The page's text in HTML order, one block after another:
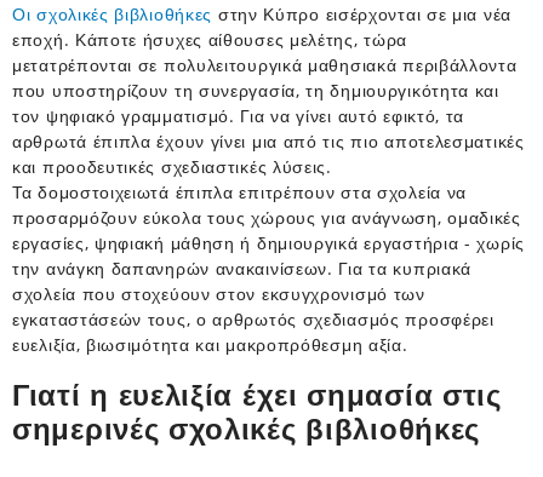
Οι σχολικές βιβλιοθήκες στην Κύπρο εισέρχονται σε μια νέα
εποχή. Κάποτε ήσυχες αίθουσες μελέτης, τώρα
μετατρέπονται σε πολυλειτουργικά μαθησιακά περιβάλλοντα
που υποστηρίζουν τη συνεργασία, τη δημιουργικότητα και
τον ψηφιακό γραμματισμό. Για να γίνει αυτό εφικτό, τα
αρθρωτά έπιπλα έχουν γίνει μια από τις πιο αποτελεσματικές
και προοδευτικές σχεδιαστικές λύσεις.
Τα δομοστοιχειωτά έπιπλα επιτρέπουν στα σχολεία να
προσαρμόζουν εύκολα τους χώρους για ανάγνωση, ομαδικές
εργασίες, ψηφιακή μάθηση ή δημιουργικά εργαστήρια - χωρίς
την ανάγκη δαπανηρών ανακαινίσεων. Για τα κυπριακά
σχολεία που στοχεύουν στον εκσυγχρονισμό των
εγκαταστάσεών τους, ο αρθρωτός σχεδιασμός προσφέρει
ευελιξία, βιωσιμότητα και μακροπρόθεσμη αξία.
Γιατί η ευελιξία έχει σημασία στις
σημερινές σχολικές βιβλιοθήκες